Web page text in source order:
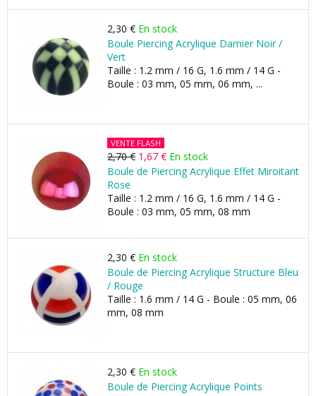
2,30 € En stock
Boule Piercing Acrylique Damier Noir /
Vert
Taille : 1.2 mm / 16 G, 1.6 mm / 14 G -
Boule : 03 mm, 05 mm, 06 mm, ...
VENTE FLASH
2,70 € 1,67 € En stock
Boule de Piercing Acrylique Effet Miroitant
Rose
Taille : 1.2 mm / 16 G, 1.6 mm / 14 G -
Boule : 03 mm, 05 mm, 08 mm
2,30 € En stock
Boule de Piercing Acrylique Structure Bleu
/ Rouge
Taille : 1.6 mm / 14 G - Boule : 05 mm, 06
mm, 08 mm
2,30 € En stock
Boule de Piercing Acrylique Points